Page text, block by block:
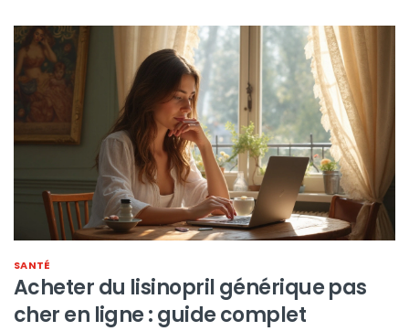
SANTÉ
Acheter du lisinopril générique pas
cher en ligne : guide complet